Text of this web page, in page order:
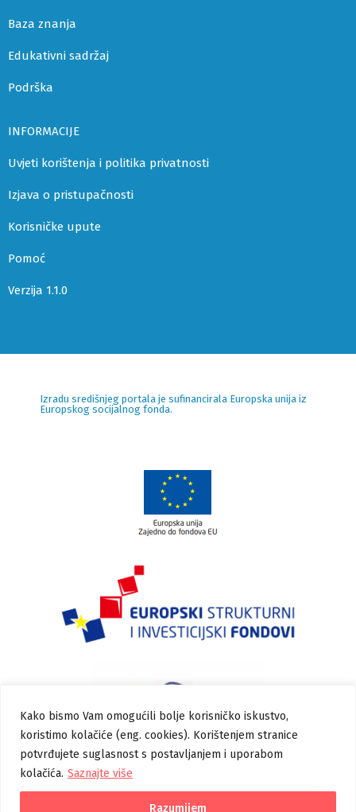
Kako bismo Vam omogućili bolje korisničko iskustvo,
koristimo kolačiće (eng. cookies). Korištenjem stranice
potvrđujete suglasnost s postavljanjem i uporabom
kolačića. Saznajte više
Razumijem
Baza znanja
Edukativni sadržaj
Podrška
INFORMACIJE
Uvjeti korištenja i politika privatnosti
Izjava o pristupačnosti
Korisničke upute
Pomoć
Verzija 1.1.0
Izradu središnjeg portala je sufinancirala Europska unija iz
Europskog socijalnog fonda.